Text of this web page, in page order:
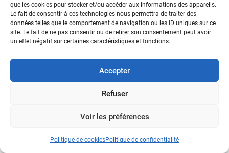
que les cookies pour stocker et/ou accéder aux informations des appareils.
Le fait de consentir à ces technologies nous permettra de traiter des
données telles que le comportement de navigation ou les ID uniques sur ce
site. Le fait de ne pas consentir ou de retirer son consentement peut avoir
un effet négatif sur certaines caractéristiques et fonctions.
Accepter
Refuser
Voir les préférences
Politique de cookiesPolitique de confidentialité
Copyright © 2026|Mentions légales|Confidentialité|
fait avec
par l'agence idcom